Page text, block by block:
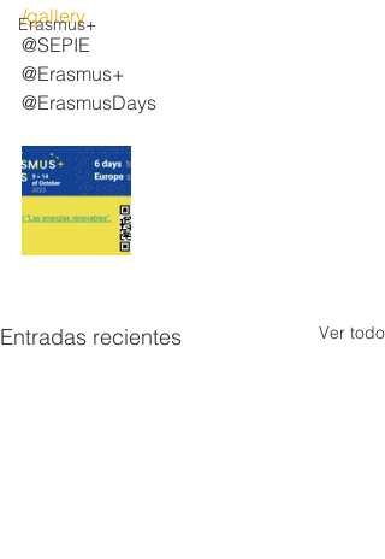
Erasmus+
/gallery
@SEPIE
@Erasmus+
@ErasmusDays
Entradas recientes Ver todo